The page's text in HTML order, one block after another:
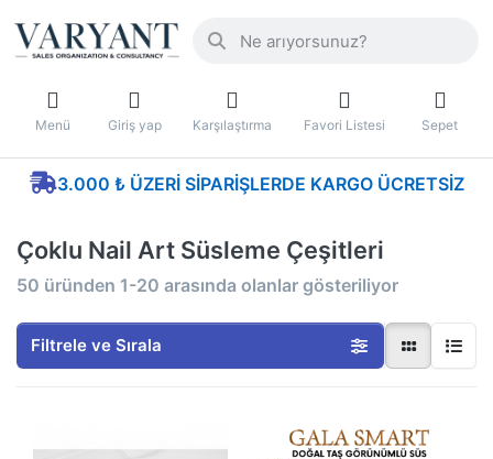
Menü Giriş yap Karşılaştırma Favori Listesi Sepet
3.000 ₺ ÜZERI SIPARIŞLERDE KARGO ÜCRETSIZ
Çoklu Nail Art Süsleme Çeşitleri
50 üründen 1-20 arasında olanlar gösteriliyor
Filtrele ve Sırala